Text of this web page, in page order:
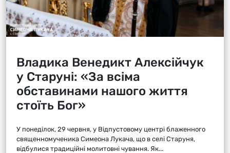
Владика Венедикт Алексійчук
у Старуні: «За всіма
обставинами нашого життя
стоїть Бог»
У понеділок, 29 червня, у Відпустовому центрі блаженного
священномученика Симеона Лукача, що в селі Старуня,
відбулися традиційні молитовні чування. Як...